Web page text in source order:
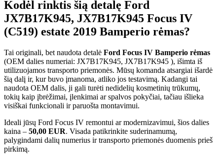
Kodėl rinktis šią detalę Ford
JX7B17K945, JX7B17K945 Focus IV
(C519) estate 2019 Bamperio rėmas?
Tai originali, bet naudota detalė Ford Focus IV Bamperio rėmas
(OEM dalies numeriai: JX7B17K945, JX7B17K945 ), išimta iš
utilizuojamos transporto priemonės. Mūsų komanda atsargiai išardė
šią dalį ir, kur buvo įmanoma, atliko jos testavimą. Kadangi tai
naudota OEM dalis, ji gali turėti nedidelių kosmetinių trūkumų,
tokių kaip įbrėžimai, įlenkimai ar spalvos pokyčiai, tačiau išlieka
visiškai funkcionali ir paruošta montavimui.
Ideali jūsų Ford Focus IV remontui ar modernizavimui, šios dalies
kaina – 50,00 EUR. Visada patikrinkite suderinamumą,
palygindami dalių numerius ir transporto priemonės duomenis prieš
pirkimą.